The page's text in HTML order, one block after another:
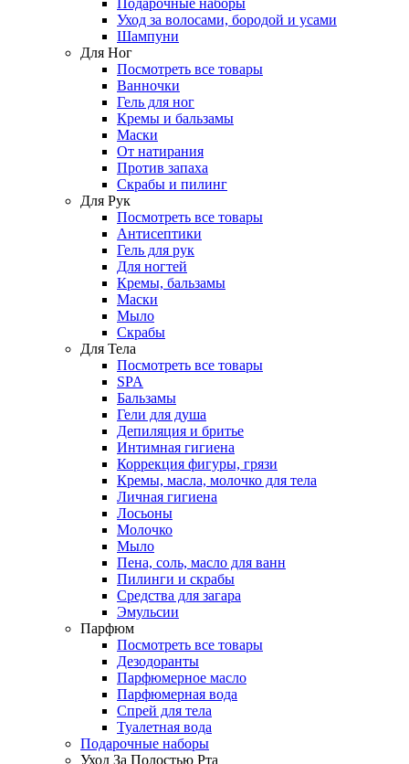
Подарочные наборы
Уход за волосами, бородой и усами
Шампуни
Для Ног
Посмотреть все товары
Ванночки
Гель для ног
Кремы и бальзамы
Маски
От натирания
Против запаха
Скрабы и пилинг
Для Рук
Посмотреть все товары
Антисептики
Гель для рук
Для ногтей
Кремы, бальзамы
Маски
Мыло
Скрабы
Для Тела
Посмотреть все товары
SPA
Бальзамы
Гели для душа
Депиляция и бритье
Интимная гигиена
Коррекция фигуры, грязи
Кремы, масла, молочко для тела
Личная гигиена
Лосьоны
Молочко
Мыло
Пена, соль, масло для ванн
Пилинги и скрабы
Средства для загара
Эмульсии
Парфюм
Посмотреть все товары
Дезодоранты
Парфюмерное масло
Парфюмерная вода
Спрей для тела
Туалетная вода
Подарочные наборы
Уход За Полостью Рта